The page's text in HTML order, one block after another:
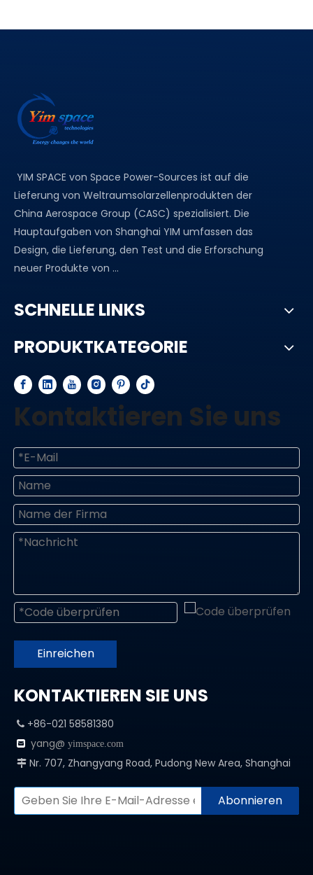
YIM SPACE von Space Power-Sources ist auf die
Lieferung von Weltraumsolarzellenprodukten der
China Aerospace Group (CASC) spezialisiert. Die
Hauptaufgaben von Shanghai YIM umfassen das
Design, die Lieferung, den Test und die Erforschung
neuer Produkte von ...
SCHNELLE LINKS
PRODUKTKATEGORIE
Kontaktieren Sie uns
Einreichen
KONTAKTIEREN SIE UNS
 +86-021 58581380
 yang@ yimspace.com
 Nr. 707, Zhangyang Road, Pudong New Area, Shanghai
Abonnieren